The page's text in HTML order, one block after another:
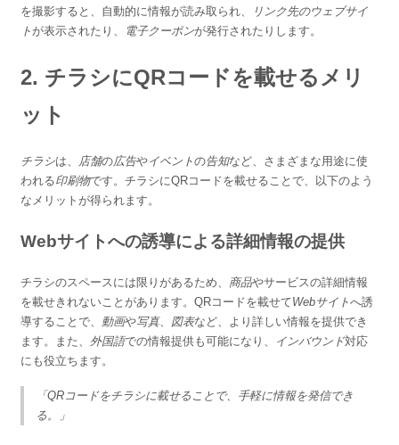
を撮影すると、自動的に情報が読み取られ、
リンク先のウェブサイ
ト が表示されたり、 電子クーポンが発行されたりします。
2. チラシにQRコードを載せるメリ
ット
チラシは、 店舗の広告やイベントの告知など、さまざまな用途に使
われる印刷物です。チラシにQRコードを載せることで、以下のよう
なメリットが得られます。
Webサイトへの誘導による詳細情報の提供
チラシのスペースには限りがあるため、 商品やサービスの詳細情報
を載せきれないことがあります。QRコードを載せてWebサイトへ誘
導することで、 動画や写真、 図表など、より詳しい情報を提供でき
ます。また、 外国語での情報提供も可能になり、 インバウンド対応
にも役立ちます。
「QRコードをチラシに載せることで、手軽に情報を発信でき
る。」